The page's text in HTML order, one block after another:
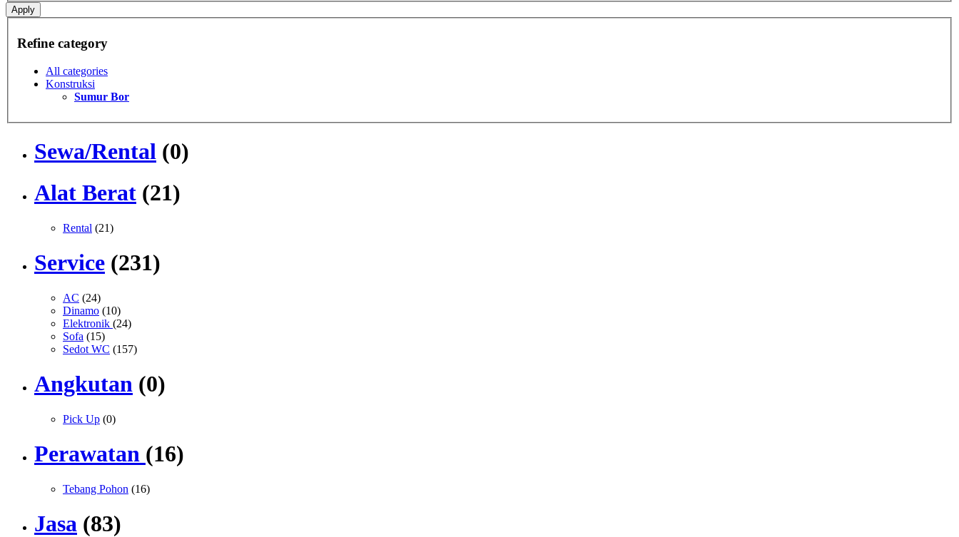
Apply
Refine category
All categories
Konstruksi
Sumur Bor
Sewa/Rental (0)
Alat Berat (21)
Rental (21)
Service (231)
AC (24)
Dinamo (10)
Elektronik (24)
Sofa (15)
Sedot WC (157)
Angkutan (0)
Pick Up (0)
Perawatan (16)
Tebang Pohon (16)
Jasa (83)